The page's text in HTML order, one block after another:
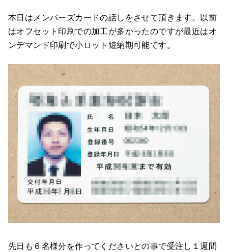
本日はメンバーズカードの話しをさせて頂きます。以前
はオフセット印刷での加工が多かったのですが最近はオ
ンデマンド印刷で小ロット短納期可能です。
先日も６名様分を作ってくださいとの事で受注し１週間